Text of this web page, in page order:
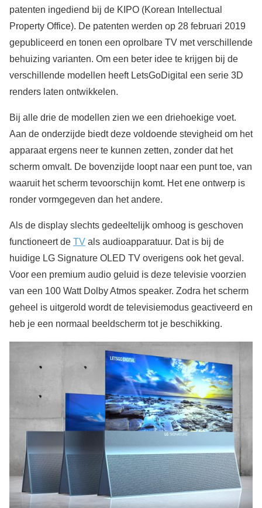
patenten ingediend bij de KIPO (Korean Intellectual
Property Office). De patenten werden op 28 februari 2019
gepubliceerd en tonen een oprolbare TV met verschillende
behuizing varianten. Om een beter idee te krijgen bij de
verschillende modellen heeft LetsGoDigital een serie 3D
renders laten ontwikkelen.
Bij alle drie de modellen zien we een driehoekige voet.
Aan de onderzijde biedt deze voldoende stevigheid om het
apparaat ergens neer te kunnen zetten, zonder dat het
scherm omvalt. De bovenzijde loopt naar een punt toe, van
waaruit het scherm tevoorschijn komt. Het ene ontwerp is
ronder vormgegeven dan het andere.
Als de display slechts gedeeltelijk omhoog is geschoven
functioneert de TV als audioapparatuur. Dat is bij de
huidige LG Signature OLED TV overigens ook het geval.
Voor een premium audio geluid is deze televisie voorzien
van een 100 Watt Dolby Atmos speaker. Zodra het scherm
geheel is uitgerold wordt de televisiemodus geactiveerd en
heb je een normaal beeldscherm tot je beschikking.